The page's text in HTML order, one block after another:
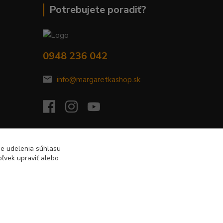
Potrebujete poradiť?
0948 236 042
info@margaretkashop.sk
udelenia súhlasu
upraviť alebo